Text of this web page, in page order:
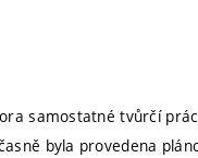
samostatné tvůrčí
byla provedena